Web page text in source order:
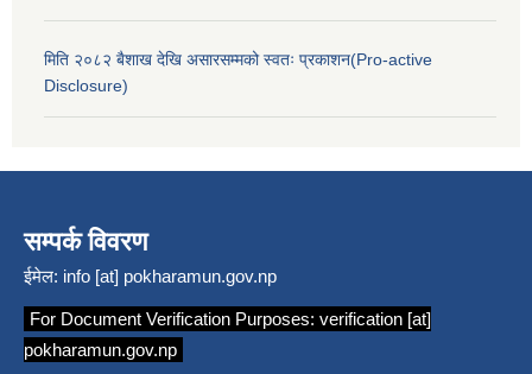
मिति २०८२ बैशाख देखि असारसम्मको स्वतः प्रकाशन(Pro-active
Disclosure)
सम्पर्क विवरण
ईमेल: info [at] pokharamun.gov.np
For Document Verification Purposes: verification [at]
pokharamun.gov.np